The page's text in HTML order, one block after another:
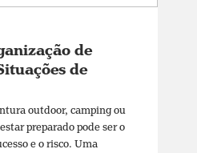
de
de
outdoor, camping ou
preparado pode ser o
e o risco. Uma